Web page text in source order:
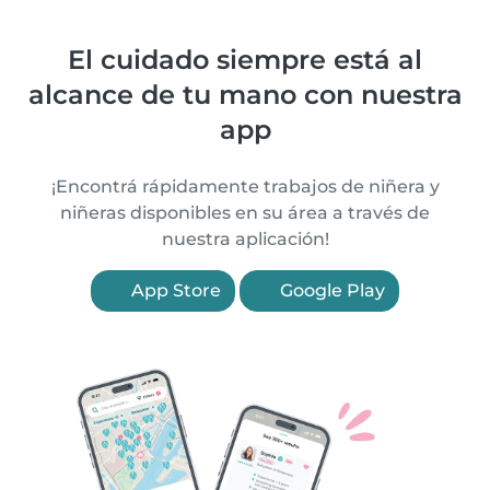
El cuidado siempre está al
alcance de tu mano con nuestra
app
¡Encontrá rápidamente trabajos de niñera y
niñeras disponibles en su área a través de
nuestra aplicación!
App Store Google Play